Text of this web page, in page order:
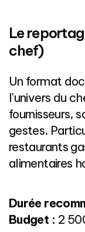
Le
chef)
Un format
l'univers du
fournisseurs,
gestes.
restaurants
alimentaires
Durée
Budget : 2